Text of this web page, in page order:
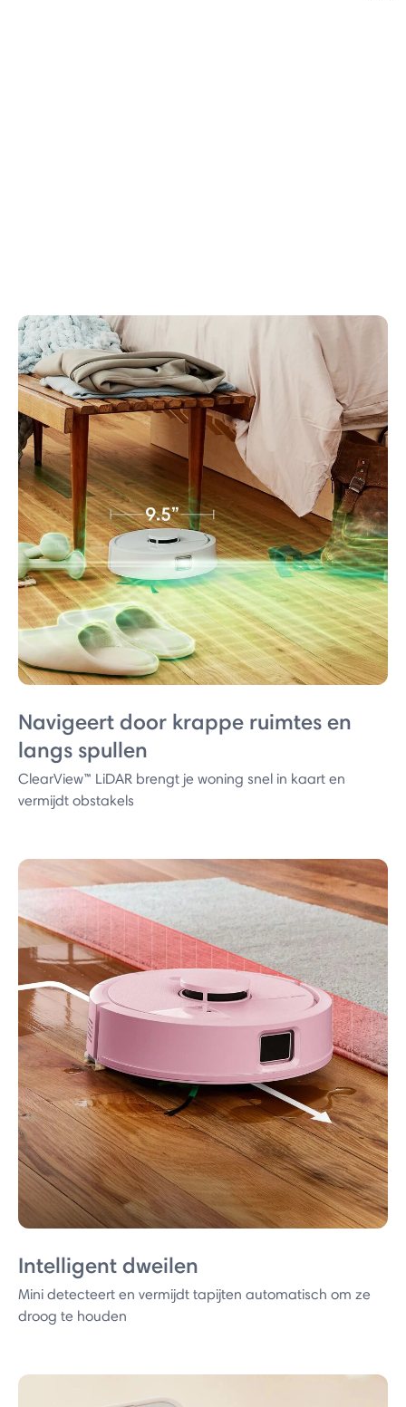
Navigeert door krappe ruimtes en
langs spullen
ClearView™ LiDAR brengt je woning snel in kaart en
vermijdt obstakels
Intelligent dweilen
Mini detecteert en vermijdt tapijten automatisch om ze
droog te houden